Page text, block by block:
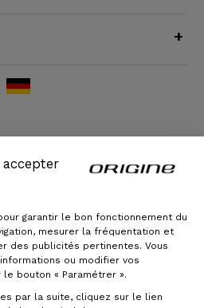
garantir le bon fonctionnement du
mesurer la fréquentation et
des publicités pertinentes. Vous
ou modifier vos
bouton « Paramétrer ».
par la suite, cliquez sur le lien
+
Hinweise